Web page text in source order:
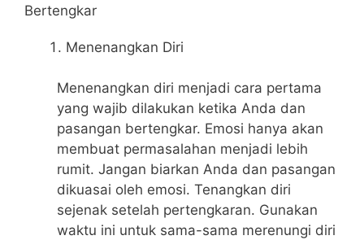
Bertengkar
Menenangkan Diri
Menenangkan diri menjadi cara pertama
yang wajib dilakukan ketika Anda dan
pasangan bertengkar. Emosi hanya akan
membuat permasalahan menjadi lebih
rumit. Jangan biarkan Anda dan pasangan
dikuasai oleh emosi. Tenangkan diri
sejenak setelah pertengkaran. Gunakan
waktu ini untuk sama-sama merenungi diri